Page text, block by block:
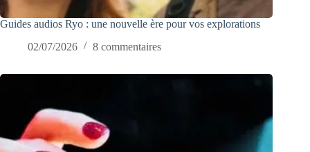
Guides audios Ryo : une nouvelle ère pour vos explorations
02/07/2026
8 commentaires